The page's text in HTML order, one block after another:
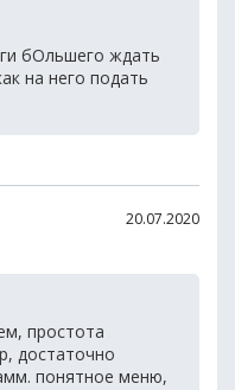
бОльшего ждать
на него подать
20.07.2020
простота
достаточно
понятное меню,